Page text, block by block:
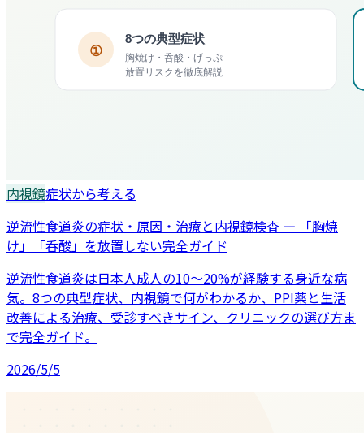
内視鏡症状から考える
逆流性食道炎の症状・原因・治療と内視鏡検査 — 「胸焼
け」「呑酸」を放置しない完全ガイド
逆流性食道炎は日本人成人の10〜20%が経験する身近な病
気。8つの典型症状、内視鏡で何がわかるか、PPI薬と生活
改善による治療、受診すべきサイン、クリニックの選び方ま
で完全ガイド。
2026/5/5